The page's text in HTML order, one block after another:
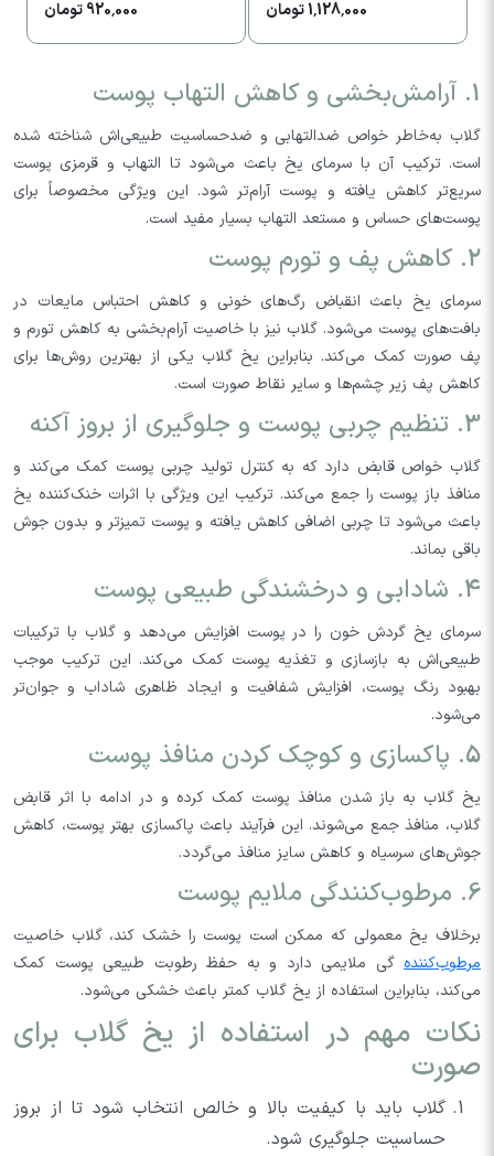
1,128,000 تومان 920,000 تومان
1. آرامش‌بخشی و کاهش التهاب پوست
گلاب به‌خاطر خواص ضدالتهابی و ضدحساسیت طبیعی‌اش شناخته شده
است. ترکیب آن با سرمای یخ باعث می‌شود تا التهاب و قرمزی پوست
سریع‌تر کاهش یافته و پوست آرام‌تر شود. این ویژگی مخصوصاً برای
پوست‌های حساس و مستعد التهاب بسیار مفید است.
2. کاهش پف و تورم پوست
سرمای یخ باعث انقباض رگ‌های خونی و کاهش احتباس مایعات در
بافت‌های پوست می‌شود. گلاب نیز با خاصیت آرام‌بخشی به کاهش تورم و
پف صورت کمک می‌کند. بنابراین یخ گلاب یکی از بهترین روش‌ها برای
کاهش پف زیر چشم‌ها و سایر نقاط صورت است.
3. تنظیم چربی پوست و جلوگیری از بروز آکنه
گلاب خواص قابض دارد که به کنترل تولید چربی پوست کمک می‌کند و
منافذ باز پوست را جمع می‌کند. ترکیب این ویژگی با اثرات خنک‌کننده یخ
باعث می‌شود تا چربی اضافی کاهش یافته و پوست تمیزتر و بدون جوش
باقی بماند.
4. شادابی و درخشندگی طبیعی پوست
سرمای یخ گردش خون را در پوست افزایش می‌دهد و گلاب با ترکیبات
طبیعی‌اش به بازسازی و تغذیه پوست کمک می‌کند. این ترکیب موجب
بهبود رنگ پوست، افزایش شفافیت و ایجاد ظاهری شاداب و جوان‌تر
می‌شود.
5. پاکسازی و کوچک کردن منافذ پوست
یخ گلاب به باز شدن منافذ پوست کمک کرده و در ادامه با اثر قابض
گلاب، منافذ جمع می‌شوند. این فرآیند باعث پاکسازی بهتر پوست، کاهش
جوش‌های سرسیاه و کاهش سایز منافذ می‌گردد.
6. مرطوب‌کنندگی ملایم پوست
برخلاف یخ معمولی که ممکن است پوست را خشک کند، گلاب خاصیت
مرطوب‌کننده گی ملایمی دارد و به حفظ رطوبت طبیعی پوست کمک
می‌کند، بنابراین استفاده از یخ گلاب کمتر باعث خشکی می‌شود.
نکات مهم در استفاده از یخ گلاب برای
صورت
گلاب باید با کیفیت بالا و خالص انتخاب شود تا از بروز
حساسیت جلوگیری شود.